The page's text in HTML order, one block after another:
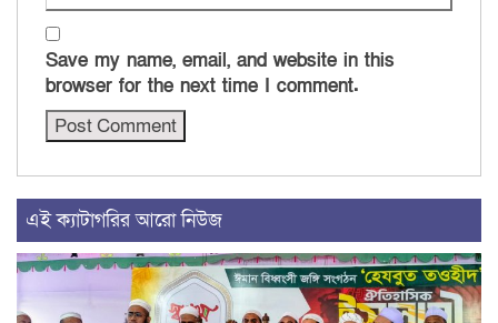
Save my name, email, and website in this
browser for the next time I comment.
এই ক্যাটাগরির আরো নিউজ